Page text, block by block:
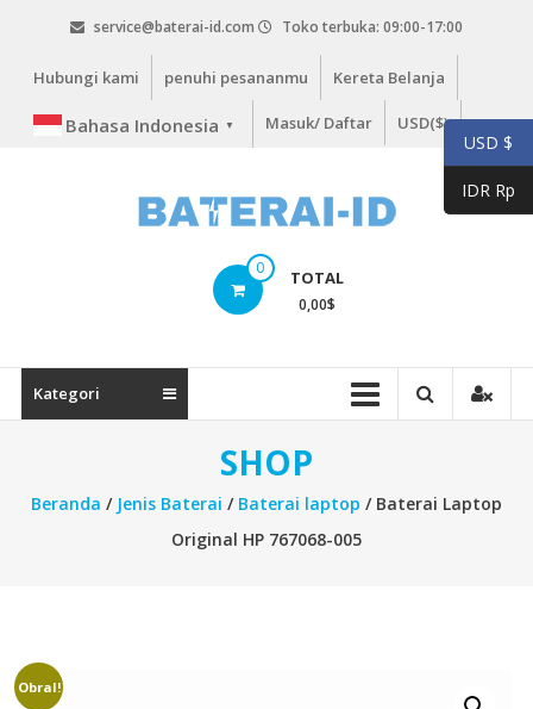
service@baterai-id.com Toko terbuka: 09:00-17:00
Hubungi kami penuhi pesananmu Kereta Belanja
Bahasa Indonesia ▼ Masuk/ Daftar USD($)
id.com
0 TOTAL
0,00$
Kategori
SHOP
Beranda / Jenis Baterai / Baterai laptop / Baterai Laptop
Original HP 767068-005
Obral!
USD $
IDR Rp